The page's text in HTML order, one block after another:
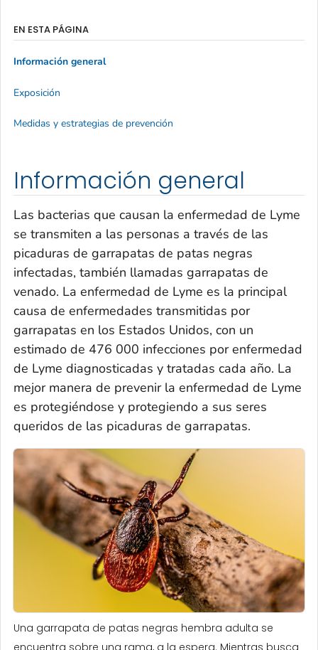
Información general
Las bacterias que causan la enfermedad de Lyme
se transmiten a las personas a través de las
picaduras de garrapatas de patas negras
infectadas, también llamadas garrapatas de
venado. La enfermedad de Lyme es la principal
causa de enfermedades transmitidas por
garrapatas en los Estados Unidos, con un
estimado de 476 000 infecciones por enfermedad
de Lyme diagnosticadas y tratadas cada año. La
mejor manera de prevenir la enfermedad de Lyme
es protegiéndose y protegiendo a sus seres
queridos de las picaduras de garrapatas.
Una garrapata de patas negras hembra adulta se
EN ESTA PÁGINA
Información general
Exposición
Medidas y estrategias de prevención